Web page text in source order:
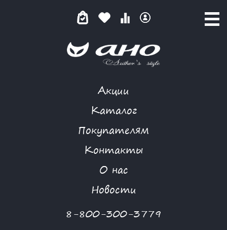
Акции
Каталог
Покупателям
Контакты
О нас
Новости
8-800-300-3779
ТОП